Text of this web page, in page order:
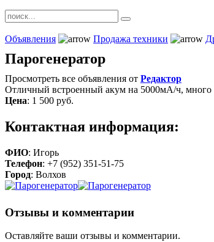
Объявления Продажа техники
Парогенератор
Просмотреть все объявления от Редактор
Отличный встроенный акум на 5000мА/ч, много
Цена: 1 500 руб.
Контактная информация:
ФИО: Игорь
Телефон: +7 (952) 351-51-75
Город: Волхов
Отзывы и комментарии
Оставляйте ваши отзывы и комментарии.